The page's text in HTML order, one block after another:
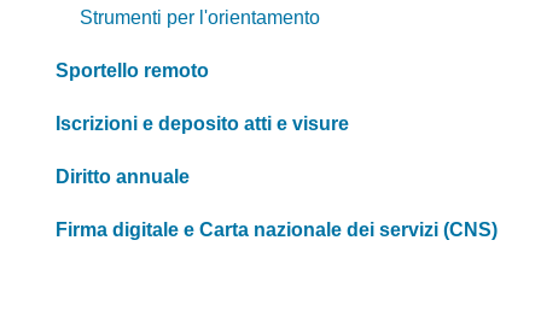
Strumenti per l'orientamento
Sportello remoto
Iscrizioni e deposito atti e visure
Diritto annuale
Firma digitale e Carta nazionale dei servizi (CNS)